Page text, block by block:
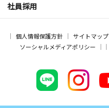
社員採用
個人情報保護方針 サイトマップ
ソーシャルメディアポリシー